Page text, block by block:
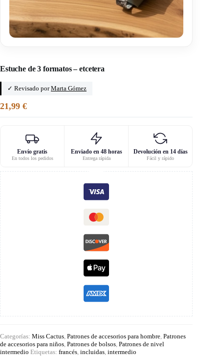
Estuche de 3 formatos – etcetera
✓ Revisado porMarta Gómez
21,99 €
Envío gratis
En todos los pedidos
Enviado en 48 horas
Entrega rápida
Devolución en 14 días
Fácil y rápido
Categorías: Miss Cactus Patrones de accesorios para hombre Patrones
de accesorios para niños Patrones de bolsos Patrones de nivel
intermedio Etiquetas: francés incluidas intermedio